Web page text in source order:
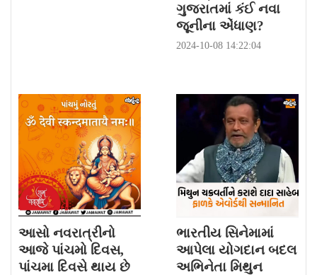
ગુજરાતમાં કંઈ નવા
જૂનીના એંધાણ?
2024-10-08 14:22:04
આસો નવરાત્રીનો
આજે પાંચમો દિવસ,
પાંચમા દિવસે થાય છે
ભારતીય સિનેમામાં
આપેલા યોગદાન બદલ
અભિનેતા મિથુન